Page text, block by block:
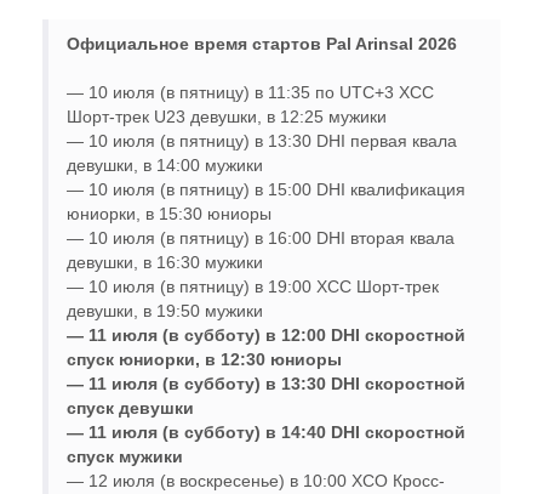
Официальное время стартов Pal Arinsal 2026
— 10 июля (в пятницу) в 11:35 по UTC+3 XCC
Шорт-трек U23 девушки, в 12:25 мужики
— 10 июля (в пятницу) в 13:30 DHI первая квала
девушки, в 14:00 мужики
— 10 июля (в пятницу) в 15:00 DHI квалификация
юниорки, в 15:30 юниоры
— 10 июля (в пятницу) в 16:00 DHI вторая квала
девушки, в 16:30 мужики
— 10 июля (в пятницу) в 19:00 XCC Шорт-трек
девушки, в 19:50 мужики
— 11 июля (в субботу) в 12:00 DHI скоростной
спуск юниорки, в 12:30 юниоры
— 11 июля (в субботу) в 13:30 DHI скоростной
спуск девушки
— 11 июля (в субботу) в 14:40 DHI скоростной
спуск мужики
— 12 июля (в воскресенье) в 10:00 XCO Кросс-